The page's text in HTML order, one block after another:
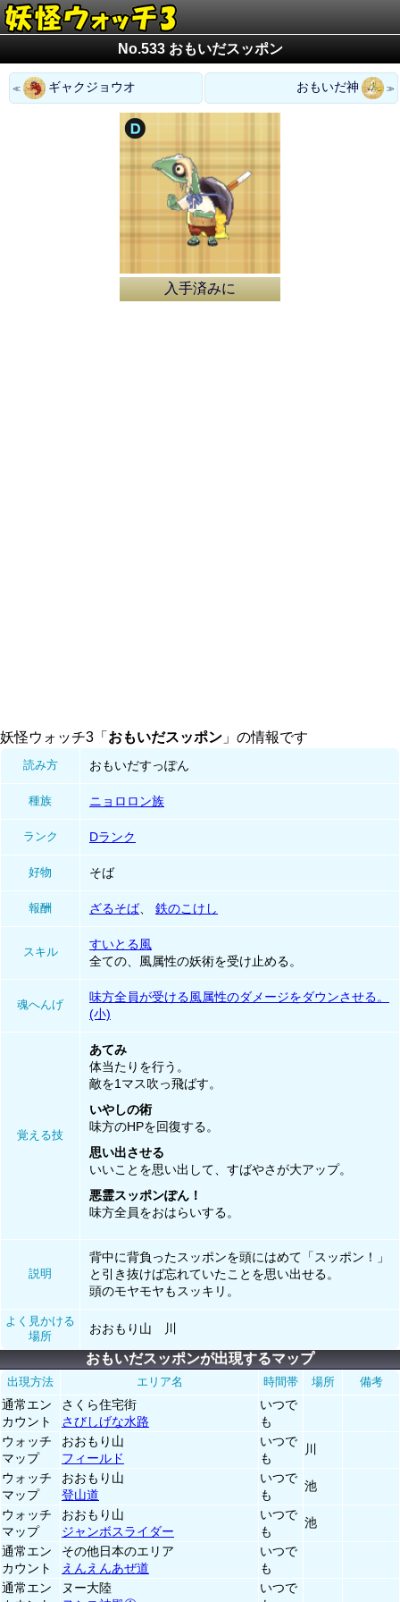
No.533 おもいだスッポン
ギャクジョウオ おもいだ神
入手済みに
妖怪ウォッチ3「 おもいだスッポン 」の情報です
読み方 おもいだすっぽん
種族 ニョロロン族
ランク Dランク
好物 そば
報酬 ざるそば、 鉄のこけし
スキル
すいとる風
全ての、風属性の妖術を受け止める。
魂へんげ
味方全員が受ける風属性のダメージをダウンさせる。
(小)
覚える技
あてみ
体当たりを行う。
敵を1マス吹っ飛ばす。
いやしの術
味方のHPを回復する。
思い出させる
いいことを思い出して、すばやさが大アップ。
悪霊スッポンぽん！
味方全員をおはらいする。
説明
背中に背負ったスッポンを頭にはめて「スッポン！」
と引き抜けば忘れていたことを思い出せる。
頭のモヤモヤもスッキリ。
よく見かける
場所
おおもり山 川
おもいだスッポンが出現するマップ
出現方法 エリア名 時間帯 場所 備考
通常エン
カウント
さくら住宅街
さびしげな水路
いつで
も
ウォッチ
マップ
おおもり山
フィールド
いつで
も
川
ウォッチ
マップ
おおもり山
登山道
いつで
も
池
ウォッチ
マップ
おおもり山
ジャンボスライダー
いつで
も
池
通常エン
カウント
その他日本のエリア
えんえんあぜ道
いつで
も
通常エン
ヌー大陸
いつで